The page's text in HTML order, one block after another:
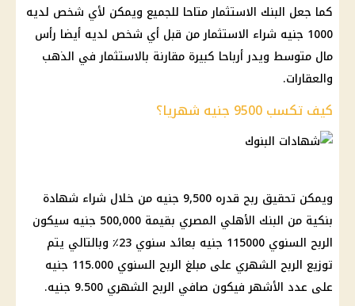
كما جعل البنك الاستثمار متاحا للجميع ويمكن لأي شخص لديه
1000 جنيه شراء الاستثمار من قبل أي شخص لديه أيضا رأس
مال متوسط ويدر أرباحا كبيرة مقارنة بالاستثمار في الذهب
والعقارات.
كيف تكسب 9500 جنيه شهريا؟
ويمكن تحقيق ربح قدره 9,500 جنيه من خلال شراء شهادة
بنكية من البنك الأهلي المصري بقيمة 500,000 جنيه سيكون
الربح السنوي 115000 جنيه بعائد سنوي 23٪ وبالتالي يتم
توزيع الربح الشهري على مبلغ الربح السنوي 115.000 جنيه
على عدد الأشهر فيكون صافي الربح الشهري 9.500 جنيه.